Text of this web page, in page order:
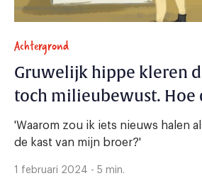
Achtergrond
Gruwelijk hippe kleren
toch milieubewust. Hoe
'Waarom zou ik iets nieuws halen
de kast van mijn broer?'
1 februari 2024 - 5 min.